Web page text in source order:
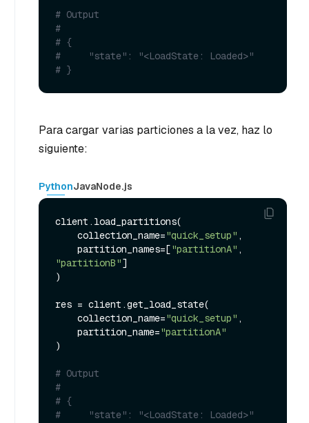
# Output
#
# {
#     "state": "<LoadState: Loaded>"
# }
Para cargar varias particiones a la vez, haz lo
siguiente:
PythonJavaNode.js
client.load_partitions(
    collection_name=
"quick_setup" ,
    partition_names=[
"partitionA"
"partitionB"]
)
res = client.get_load_state(
    collection_name=
"quick_setup" ,
    partition_name=
"partitionA"
)
# Output
#
# {
#     "state": "<LoadState: Loaded>"